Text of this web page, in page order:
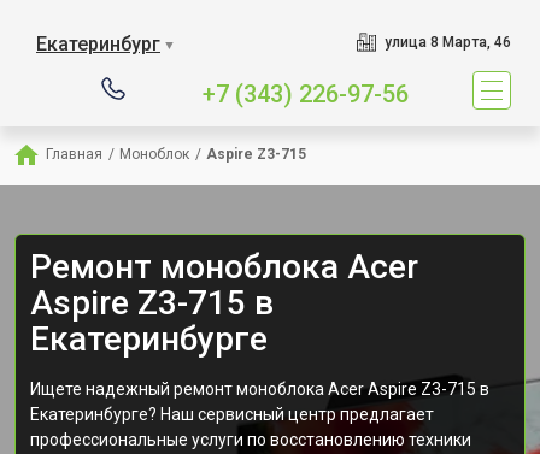
Екатеринбург ▼ улица 8 Марта, 46
+7 (343) 226-97-56
Главная / Моноблок / Aspire Z3-715
Ремонт моноблока Acer
Aspire Z3-715 в
Екатеринбурге
Ищете надежный ремонт моноблока Acer Aspire Z3-715 в
Екатеринбурге? Наш сервисный центр предлагает
профессиональные услуги по восстановлению техники